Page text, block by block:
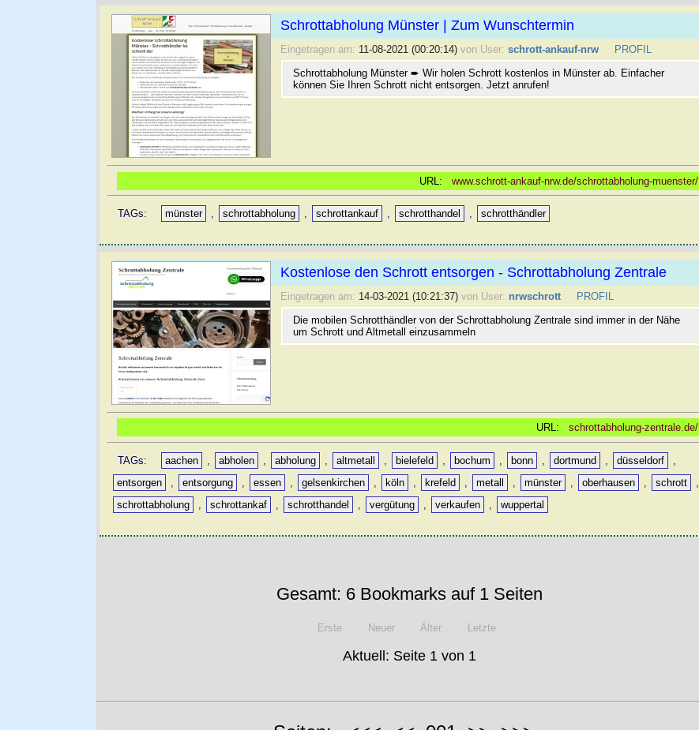
Schrottabholung Münster | Zum Wunschtermin
Eingetragen am: 11-08-2021 (00:20:14) von User: schrott-ankauf-nrw
PROFIL
Schrottabholung Münster ➨ Wir holen Schrott kostenlos in Münster ab. Einfacher
können Sie Ihren Schrott nicht entsorgen. Jetzt anrufen!
URL: www.schrott-ankauf-nrw.de/schrottabholung-muenster/
TAGs: münster schrottabholung schrottankauf schrotthandel schrotthändler
Kostenlose den Schrott entsorgen - Schrottabholung Zentrale
Eingetragen am: 14-03-2021 (10:21:37) von User: nrwschrott
PROFIL
Die mobilen Schrotthändler von der Schrottabholung Zentrale sind immer in der Nähe
um Schrott und Altmetall einzusammeln
URL: schrottabholung-zentrale.de/
TAGs: aachen abholen abholung altmetall bielefeld bochum bonn dortmund düsseldorf
entsorgen
entsorgung essen gelsenkirchen köln krefeld metall münster oberhausen schrott
schrottabholung
schrottankaf schrotthandel vergütung verkaufen wuppertal
Gesamt: 6 Bookmarks auf 1 Seiten
Erste Neuer Älter Letzte
Aktuell: Seite 1 von 1